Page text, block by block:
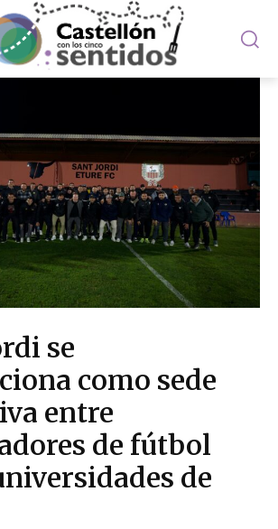
se
como sede
entre
de fútbol
de